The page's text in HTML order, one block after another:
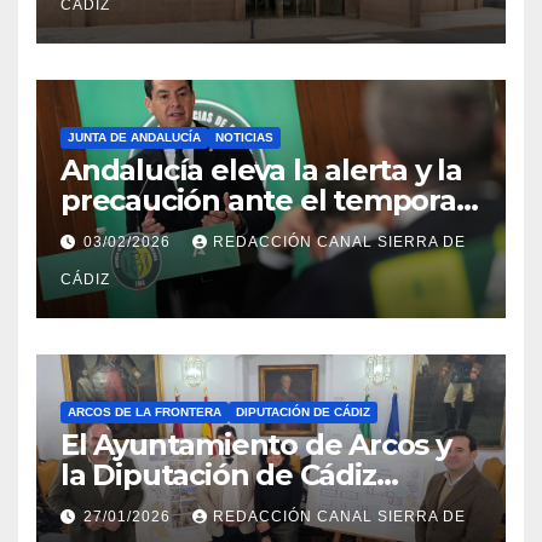
CÁDIZ
JUNTA DE ANDALUCÍA NOTICIAS
Andalucía eleva la alerta y la
precaución ante el temporal:
colegios cerrados y la UME en
preaviso
03/02/2026 REDACCIÓN CANAL SIERRA DE
CÁDIZ
ARCOS DE LA FRONTERA DIPUTACIÓN DE CÁDIZ
El Ayuntamiento de Arcos y
la Diputación de Cádiz
impulsan la rehabilitación del
27/01/2026 REDACCIÓN CANAL SIERRA DE